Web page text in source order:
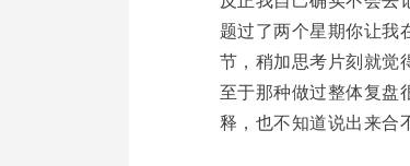
题过了两个星期你让我
节，稍加思考片刻就觉
至于那种做过整体复盘
释，也不知道说出来合